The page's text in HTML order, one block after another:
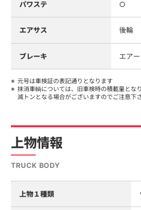
パワステ ○
エアサス 後輪
ブレーキ エアー
元号は車検証の表記通りとなります
抹消車輌については、旧車検時の積載量とな
減トンとなる場合がございますのでご注意下さ
上物情報
TRUCK BODY
上物１種類